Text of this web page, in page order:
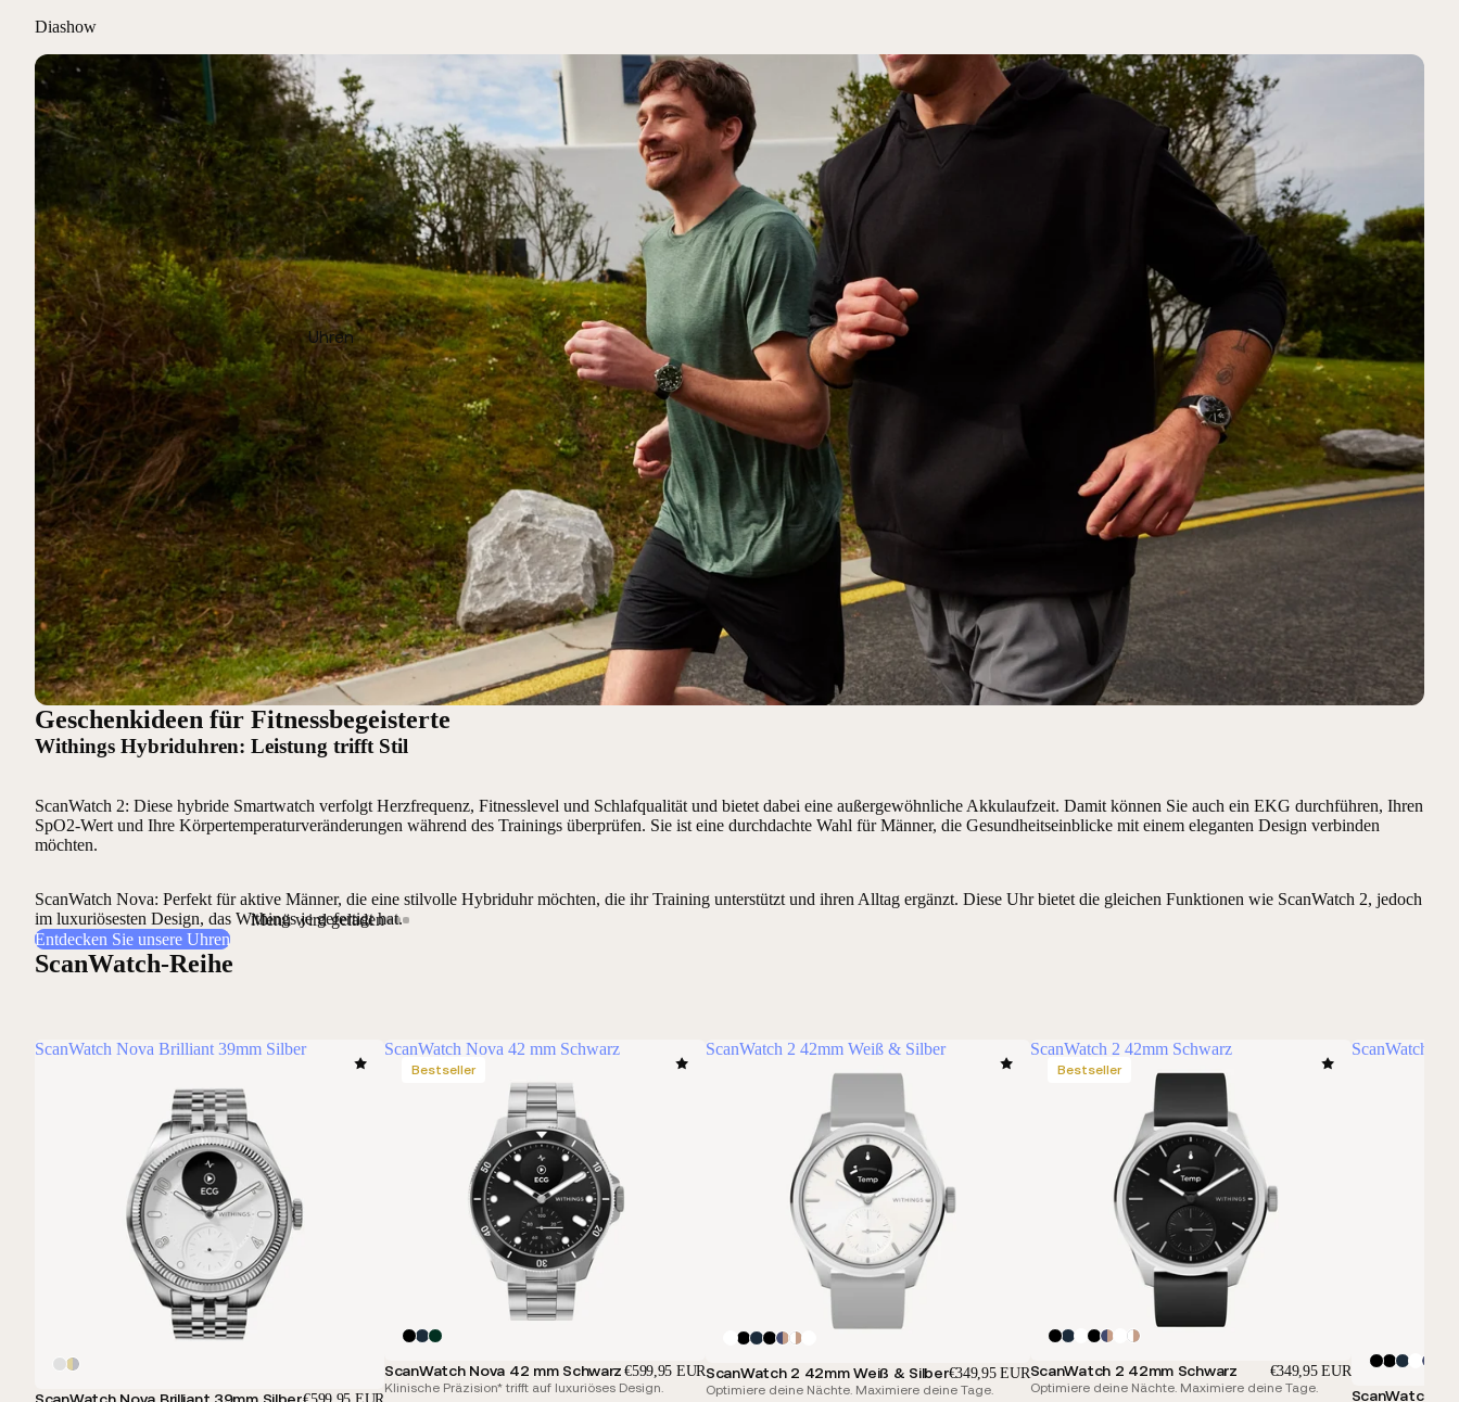
Uhren
Menü wird geladen
Diashow
Geschenkideen für Fitnessbegeisterte
Withings Hybriduhren: Leistung trifft Stil
ScanWatch 2: Diese hybride Smartwatch verfolgt Herzfrequenz, Fitnesslevel und Schlafqualität und bietet dabei eine außergewöhnliche Akkulaufzeit. Damit können Sie auch ein EKG durchführen, Ihren
SpO2-Wert und Ihre Körpertemperaturveränderungen während des Trainings überprüfen. Sie ist eine durchdachte Wahl für Männer, die Gesundheitseinblicke mit einem eleganten Design verbinden
möchten.
ScanWatch Nova: Perfekt für aktive Männer, die eine stilvolle Hybriduhr möchten, die ihr Training unterstützt und ihren Alltag ergänzt. Diese Uhr bietet die gleichen Funktionen wie ScanWatch 2, jedoch
im luxuriösesten Design, das Withings je gefertigt hat.
Entdecken Sie unsere Uhren
ScanWatch-Reihe
ScanWatch Nova Brilliant 39mm Silber
ScanWatch Nova Brilliant 39mm Silber
ScanWatch Nova 42 mm Schwarz
Bestseller
ScanWatch Nova 42 mm Schwarz €599,95 EUR
Klinische Präzision* trifft auf luxuriöses Design.
ScanWatch 2 42mm Weiß & Silber
ScanWatch 2 42mm Weiß & Silber€349,95 EUR
Optimiere deine Nächte. Maximiere deine Tage.
ScanWatch 2 42mm Schwarz
Bestseller
ScanWatch 2 42mm Schwarz €349,95 EUR
Optimiere deine Nächte. Maximiere deine Tage.
ScanWatch 2
ScanWatch 2